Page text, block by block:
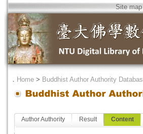
Site map
． Home > Buddhist Author Authority
Author Authority Result Content